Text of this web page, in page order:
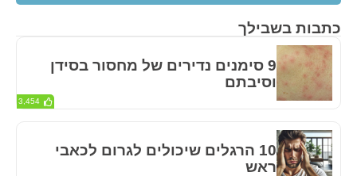
כתבות בשבילך
9 סימנים נדירים של מחסור בסידן
וסיבתם
3,454
10 הרגלים שיכולים לגרום לכאבי
ראש